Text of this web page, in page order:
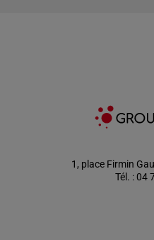
1, place Firmin
Tél. : 04